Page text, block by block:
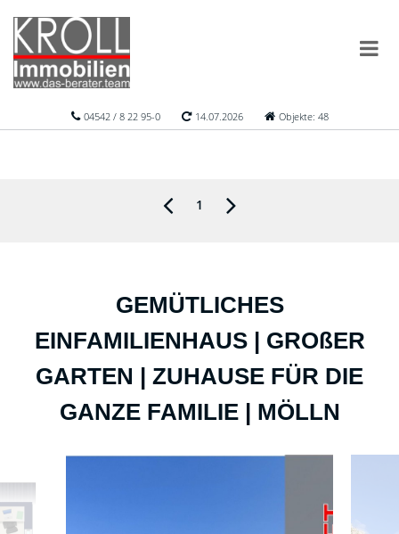
04542 / 8 22 95-0 14.07.2026 Objekte: 48
1
GEMÜTLICHES
EINFAMILIENHAUS | GROßER
GARTEN | ZUHAUSE FÜR DIE
GANZE FAMILIE | MÖLLN